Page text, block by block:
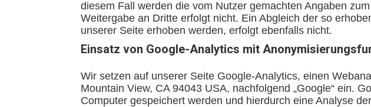
diesem Fall werden die vom Nutzer gemachten Angaben
Weitergabe an Dritte erfolgt nicht. Ein Abgleich der so
unserer Seite erhoben werden, erfolgt ebenfalls nicht.
Einsatz von Google-Analytics mit
Wir setzen auf unserer Seite Google-Analytics, einen
Mountain View, CA 94043 USA, nachfolgend „Google“ ein.
Computer gespeichert werden und hierdurch eine Analyse